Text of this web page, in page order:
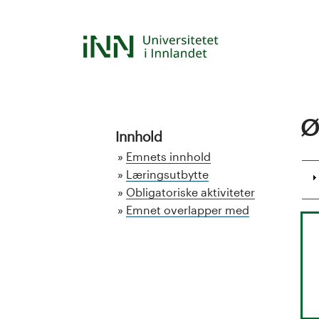
S
Innhold
Emnets innhold
Læringsutbytte
Obligatoriske aktiviteter
Emnet overlapper med